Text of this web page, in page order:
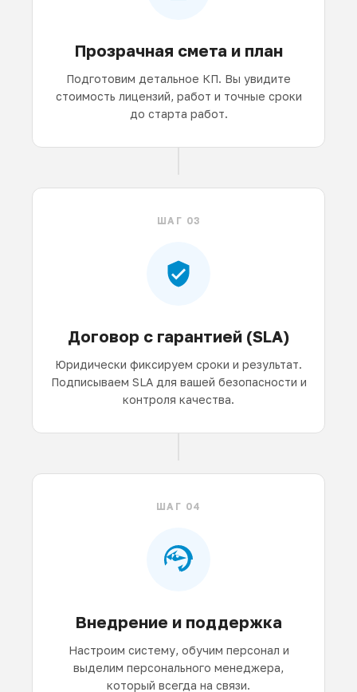
Прозрачная смета и план
Подготовим детальное КП. Вы увидите
стоимость лицензий, работ и точные сроки
до старта работ.
ШАГ 03
Договор с гарантией (SLA)
Юридически фиксируем сроки и результат.
Подписываем SLA для вашей безопасности и
контроля качества.
ШАГ 04
Внедрение и поддержка
Настроим систему, обучим персонал и
выделим персонального менеджера,
который всегда на связи.